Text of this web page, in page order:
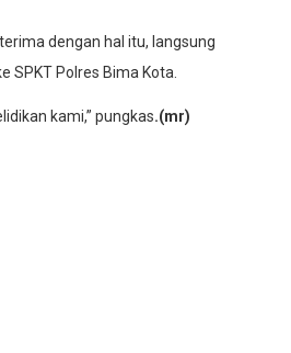
dengan hal itu, langsung
SPKT Polres Bima Kota.
kami,” pungkas.(mr)